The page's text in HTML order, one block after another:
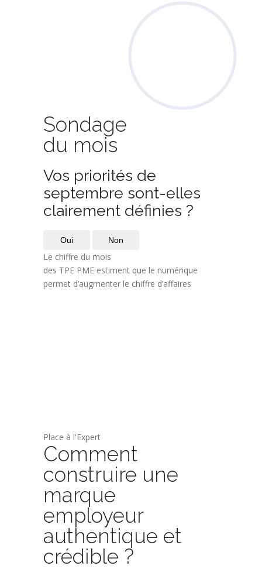
Sondage
du mois
Vos priorités de
septembre sont-elles
clairement définies ?
Oui Non
Le chiffre du mois
des TPE PME estiment que le numérique
permet d’augmenter le chiffre d’affaires
Place à l'Expert
Comment
construire une
marque
employeur
authentique et
crédible ?